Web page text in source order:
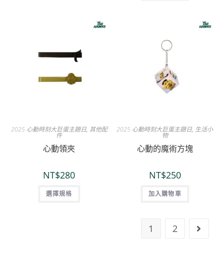
2025 心動時刻大巨蛋主題日, 其他配
件
心動領夾
NT$280
選擇規格
2025 心動時刻大巨蛋主題日, 生活小
物
心動的魔術方塊
NT$250
加入購物車
1 2